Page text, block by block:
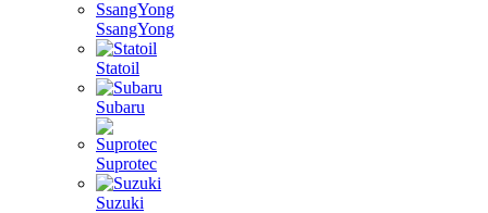
SsangYong
Statoil
Subaru
Suprotec
Suzuki